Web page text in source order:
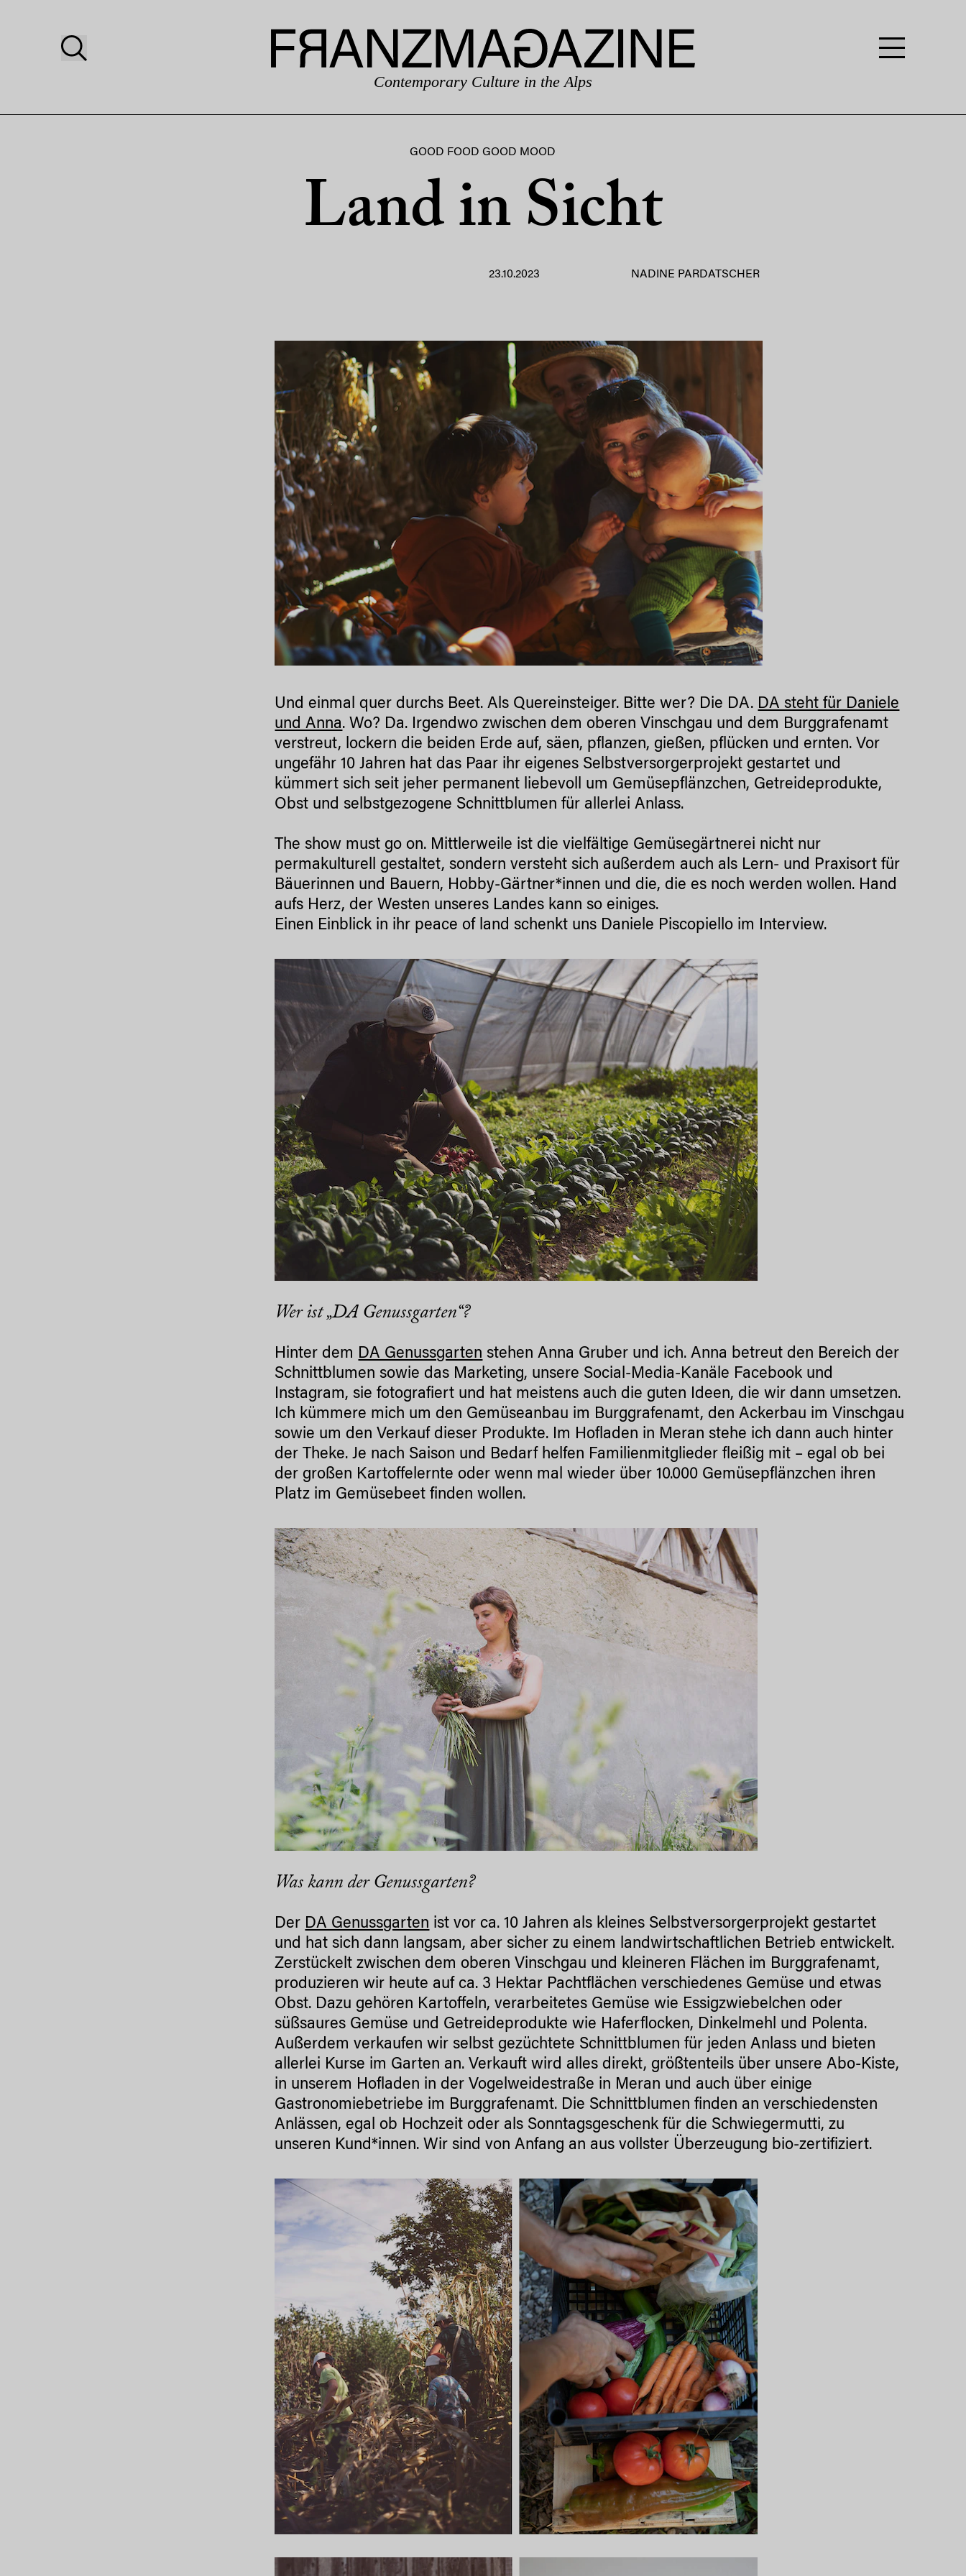
Contemporary Culture in the Alps
GOOD FOOD GOOD MOOD
Land in Sicht
23.10.2023 NADINE PARDATSCHER
Und einmal quer durchs Beet. Als Quereinsteiger. Bitte wer? Die DA. DA steht für Daniele
und Anna. Wo? Da. Irgendwo zwischen dem oberen Vinschgau und dem Burggrafenamt
verstreut, lockern die beiden Erde auf, säen, pflanzen, gießen, pflücken und ernten. Vor
ungefähr 10 Jahren hat das Paar ihr eigenes Selbstversorgerprojekt gestartet und
kümmert sich seit jeher permanent liebevoll um Gemüsepflänzchen, Getreideprodukte,
Obst und selbstgezogene Schnittblumen für allerlei Anlass.
The show must go on. Mittlerweile ist die vielfältige Gemüsegärtnerei nicht nur
permakulturell gestaltet, sondern versteht sich außerdem auch als Lern- und Praxisort für
Bäuerinnen und Bauern, Hobby-Gärtner*innen und die, die es noch werden wollen. Hand
aufs Herz, der Westen unseres Landes kann so einiges.
Einen Einblick in ihr peace of land schenkt uns Daniele Piscopiello im Interview.
Wer ist „DA Genussgarten“?
Hinter dem DA Genussgarten stehen Anna Gruber und ich. Anna betreut den Bereich der
Schnittblumen sowie das Marketing, unsere Social-Media-Kanäle Facebook und
Instagram, sie fotografiert und hat meistens auch die guten Ideen, die wir dann umsetzen.
Ich kümmere mich um den Gemüseanbau im Burggrafenamt, den Ackerbau im Vinschgau
sowie um den Verkauf dieser Produkte. Im Hofladen in Meran stehe ich dann auch hinter
der Theke. Je nach Saison und Bedarf helfen Familienmitglieder fleißig mit – egal ob bei
der großen Kartoffelernte oder wenn mal wieder über 10.000 Gemüsepflänzchen ihren
Platz im Gemüsebeet finden wollen.
Was kann der Genussgarten?
Der DA Genussgarten ist vor ca. 10 Jahren als kleines Selbstversorgerprojekt gestartet
und hat sich dann langsam, aber sicher zu einem landwirtschaftlichen Betrieb entwickelt.
Zerstückelt zwischen dem oberen Vinschgau und kleineren Flächen im Burggrafenamt,
produzieren wir heute auf ca. 3 Hektar Pachtflächen verschiedenes Gemüse und etwas
Obst. Dazu gehören Kartoffeln, verarbeitetes Gemüse wie Essigzwiebelchen oder
süßsaures Gemüse und Getreideprodukte wie Haferflocken, Dinkelmehl und Polenta.
Außerdem verkaufen wir selbst gezüchtete Schnittblumen für jeden Anlass und bieten
allerlei Kurse im Garten an. Verkauft wird alles direkt, größtenteils über unsere Abo-Kiste,
in unserem Hofladen in der Vogelweidestraße in Meran und auch über einige
Gastronomiebetriebe im Burggrafenamt. Die Schnittblumen finden an verschiedensten
Anlässen, egal ob Hochzeit oder als Sonntagsgeschenk für die Schwiegermutti, zu
unseren Kund*innen. Wir sind von Anfang an aus vollster Überzeugung bio-zertifiziert.